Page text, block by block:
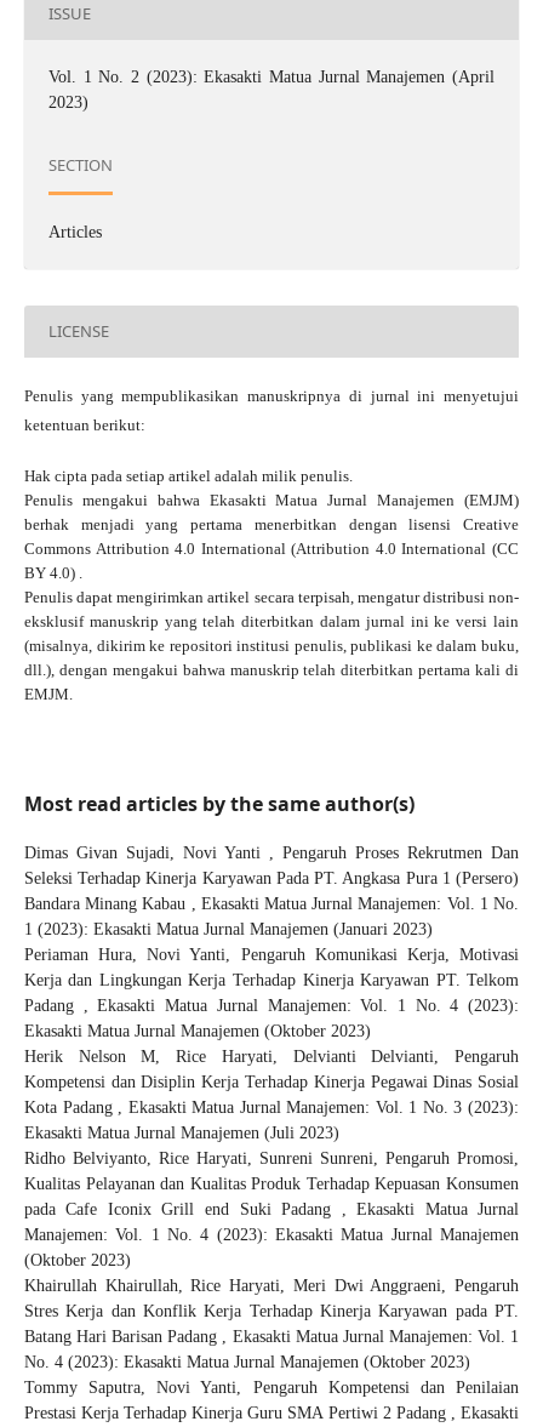
ISSUE
Vol. 1 No. 2 (2023): Ekasakti Matua Jurnal Manajemen (April
2023)
SECTION
Articles
LICENSE
Penulis yang mempublikasikan manuskripnya di jurnal ini menyetujui
ketentuan berikut:
Hak cipta pada setiap artikel adalah milik penulis.
Penulis mengakui bahwa Ekasakti Matua Jurnal Manajemen (EMJM)
berhak menjadi yang pertama menerbitkan denganlisensi Creative
Commons Attribution 4.0 International (Attribution 4.0 International (CC
BY 4.0) .
Penulis dapat mengirimkan artikel secara terpisah, mengatur distribusi non-
eksklusif manuskrip yang telah diterbitkan dalam jurnal ini ke versi lain
(misalnya, dikirim ke repositori institusi penulis, publikasi ke dalam buku,
dll.), dengan mengakui bahwa manuskrip telah diterbitkan pertama kali di
EMJM.
Most read articles by the same author(s)
Dimas Givan Sujadi, Novi Yanti ,Pengaruh Proses Rekrutmen Dan
Seleksi Terhadap Kinerja Karyawan Pada PT. Angkasa Pura 1 (Persero)
Bandara Minang Kabau
Ekasakti Matua Jurnal Manajemen: Vol. 1 No.
1 (2023): Ekasakti Matua Jurnal Manajemen (Januari 2023)
Periaman Hura, Novi Yanti, Pengaruh Komunikasi Kerja, Motivasi
Kerja dan Lingkungan Kerja Terhadap Kinerja Karyawan PT. Telkom
Padang
,Ekasakti Matua Jurnal Manajemen: Vol. 1 No. 4 (2023):
Ekasakti Matua Jurnal Manajemen (Oktober 2023)
Herik Nelson M, Rice Haryati, Delvianti Delvianti,Pengaruh
Kompetensi dan Disiplin Kerja Terhadap Kinerja Pegawai Dinas Sosial
Kota Padang
Ekasakti Matua Jurnal Manajemen: Vol. 1 No. 3 (2023):
Ekasakti Matua Jurnal Manajemen (Juli 2023)
Ridho Belviyanto, Rice Haryati, Sunreni Sunreni,Pengaruh Promosi,
Kualitas Pelayanan dan Kualitas Produk Terhadap Kepuasan Konsumen
pada Cafe Iconix Grill end Suki Padang
,Ekasakti Matua Jurnal
Manajemen: Vol. 1 No. 4 (2023): Ekasakti Matua Jurnal Manajemen
(Oktober 2023)
Khairullah Khairullah, Rice Haryati, Meri Dwi Anggraeni,Pengaruh
Stres Kerja dan Konflik Kerja Terhadap Kinerja Karyawan pada PT.
Batang Hari Barisan Padang
Ekasakti Matua Jurnal Manajemen: Vol. 1
No. 4 (2023): Ekasakti Matua Jurnal Manajemen (Oktober 2023)
Tommy Saputra, Novi Yanti, Pengaruh Kompetensi dan Penilaian
Prestasi Kerja Terhadap Kinerja Guru SMA Pertiwi 2 Padang
,Ekasakti